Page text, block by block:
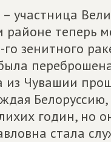
участница
теперь
зенитного
из Чувашии
годин, но
стала